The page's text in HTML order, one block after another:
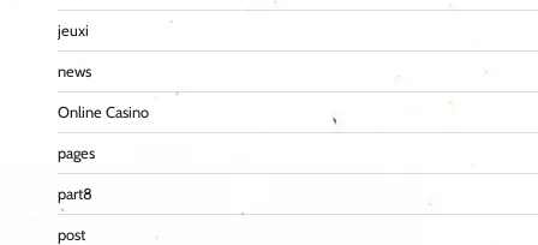
jeuxi
news
Online Casino
pages
part8
post